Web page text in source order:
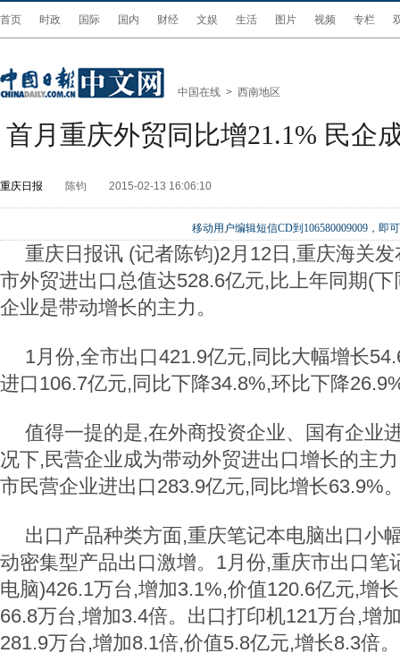
首页 时政 国际 国内 财经 文娱 生活 图片 视频 专栏
中国在线 > 西南地区
首月重庆外贸同比增21.1% 民企
重庆日报 陈钧 2015-02-13 16:06:10
移动用户编辑短信CD到106580009009，即
重庆日报讯 (记者陈钧)2月12日,重庆海关
市外贸进出口总值达528.6亿元,比上年同期(
企业是带动增长的主力。
1月份,全市出口421.9亿元,同比大幅增长
进口106.7亿元,同比下降34.8%,环比下降
值得一提的是,在外商投资企业、国有企业
况下,民营企业成为带动外贸进出口增长的主
市民营企业进出口283.9亿元,同比增长63.9%
出口产品种类方面,重庆笔记本电脑出口小
动密集型产品出口激增。1月份,重庆市出口笔
电脑)426.1万台,增加3.1%,价值120.6亿元,增
66.8万台,增加3.4倍。出口打印机121万台,增
281.9万台,增加8.1倍,价值5.8亿元,增长8.3倍。